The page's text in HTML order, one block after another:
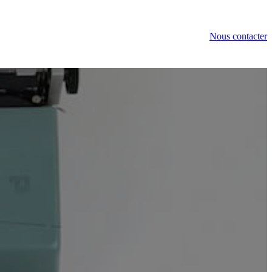
Nous contacter